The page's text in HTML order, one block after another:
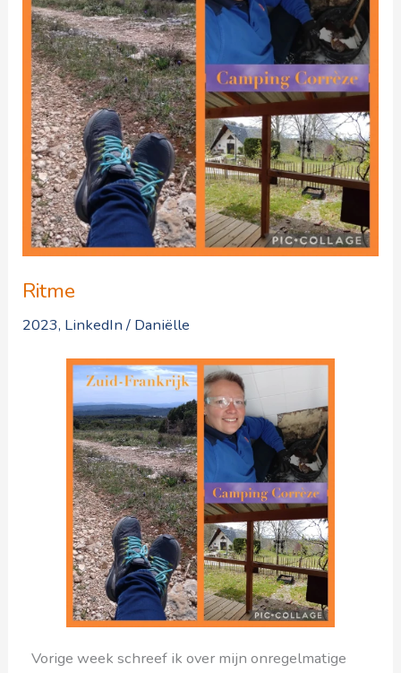
Ritme
2023, LinkedIn / Daniëlle
Vorige week schreef ik over mijn onregelmatige